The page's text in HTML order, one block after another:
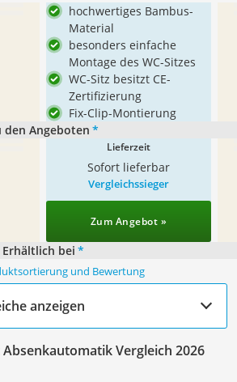
hochwertiges Bambus-
Material
besonders einfache
Montage des WC-Sitzes
WC-Sitz besitzt CE-
Zertifizierung
Fix-Clip-Montierung
den Angeboten *
Lieferzeit
Sofort lieferbar
Vergleichssieger
Zum Angebot »
Erhältlich bei *
und Bewertung
anzeigen
Absenkautomatik Vergleich 2026